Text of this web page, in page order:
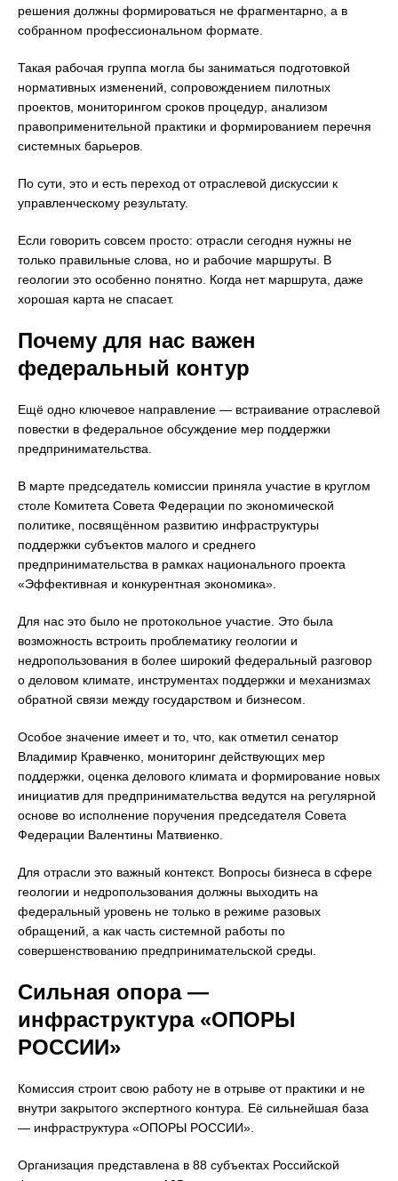
решения должны формироваться не фрагментарно, а в
собранном профессиональном формате.
Такая рабочая группа могла бы заниматься подготовкой
нормативных изменений, сопровождением пилотных
проектов, мониторингом сроков процедур, анализом
правоприменительной практики и формированием перечня
системных барьеров.
По сути, это и есть переход от отраслевой дискуссии к
управленческому результату.
Если говорить совсем просто: отрасли сегодня нужны не
только правильные слова, но и рабочие маршруты. В
геологии это особенно понятно. Когда нет маршрута, даже
хорошая карта не спасает.
Почему для нас важен
федеральный контур
Ещё одно ключевое направление — встраивание отраслевой
повестки в федеральное обсуждение мер поддержки
предпринимательства.
В марте председатель комиссии приняла участие в круглом
столе Комитета Совета Федерации по экономической
политике, посвящённом развитию инфраструктуры
поддержки субъектов малого и среднего
предпринимательства в рамках национального проекта
«Эффективная и конкурентная экономика».
Для нас это было не протокольное участие. Это была
возможность встроить проблематику геологии и
недропользования в более широкий федеральный разговор
о деловом климате, инструментах поддержки и механизмах
обратной связи между государством и бизнесом.
Особое значение имеет и то, что, как отметил сенатор
Владимир Кравченко, мониторинг действующих мер
поддержки, оценка делового климата и формирование новых
инициатив для предпринимательства ведутся на регулярной
основе во исполнение поручения председателя Совета
Федерации Валентины Матвиенко.
Для отрасли это важный контекст. Вопросы бизнеса в сфере
геологии и недропользования должны выходить на
федеральный уровень не только в режиме разовых
обращений, а как часть системной работы по
совершенствованию предпринимательской среды.
Сильная опора —
инфраструктура «ОПОРЫ
РОССИИ»
Комиссия строит свою работу не в отрыве от практики и не
внутри закрытого экспертного контура. Её сильнейшая база
— инфраструктура «ОПОРЫ РОССИИ».
Организация представлена в 88 субъектах Российской